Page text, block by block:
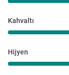
Kahvaltı
Hijyen